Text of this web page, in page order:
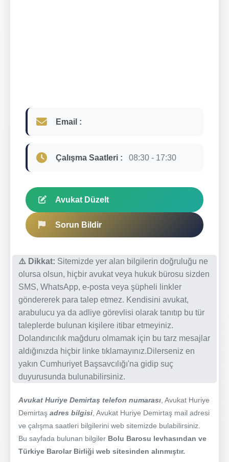
Email :
Çalışma Saatleri : 08:30 - 17:30
Avukat Düzelt
Sorun Bildir
⚠️ Dikkat: Sitemizde yer alan bilgilerin doğruluğu ne
olursa olsun, hiçbir avukat veya hukuk bürosu sizden
SMS, WhatsApp, e-posta veya şüpheli linkler
göndererek para talep etmez. Kendisini avukat,
arabulucu ya da adliye görevlisi olarak tanıtıp bu tür
taleplerde bulunan kişilere itibar etmeyiniz.
Dolandırıcılık mağduru olmamak için bu tarz mesajlar
aldığınızda hiçbir linke tıklamayınız.Dilerseniz en
yakın Cumhuriyet Başsavcılığı'na gidip suç
duyurusunda bulunabilirsiniz.
Avukat Huriye Demirtaş telefon numarası , Avukat Huriye
Demirtaş adres bilgisi , Avukat Huriye Demirtaş mail adresi
ve çalışma saatleri bilgilerini web sitemizde bulabilirsiniz.
Bu sayfada bulunan bilgiler Bolu Barosu levhasından ve
Türkiye Barolar Birliği web sitesinden alınmıştır.